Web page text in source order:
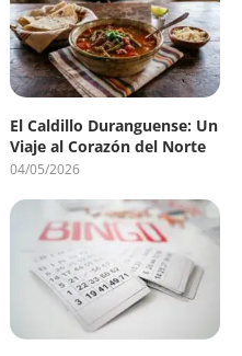
El Caldillo Duranguense: Un
Viaje al Corazón del Norte
04/05/2026